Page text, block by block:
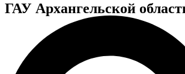
ГАУ Архангельской